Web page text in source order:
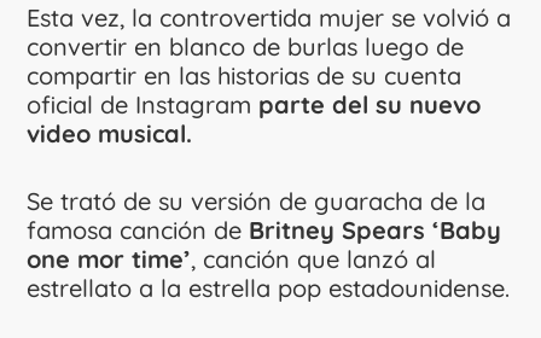
Esta vez, la controvertida mujer se volvió a
convertir en blanco de burlas luego de
compartir en las historias de su cuenta
oficial de Instagram parte del su nuevo
video musical.
Se trató de su versión de guaracha de la
famosa canción de Britney Spears ‘Baby
one mor time’, canción que lanzó al
estrellato a la estrella pop estadounidense.